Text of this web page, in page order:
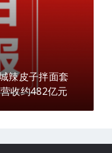
辣皮子拌面套
收约482亿元